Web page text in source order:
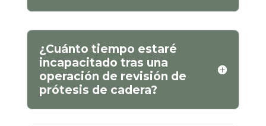
¿Cuánto tiempo estaré
incapacitado tras una
operación de revisión de
prótesis de cadera?